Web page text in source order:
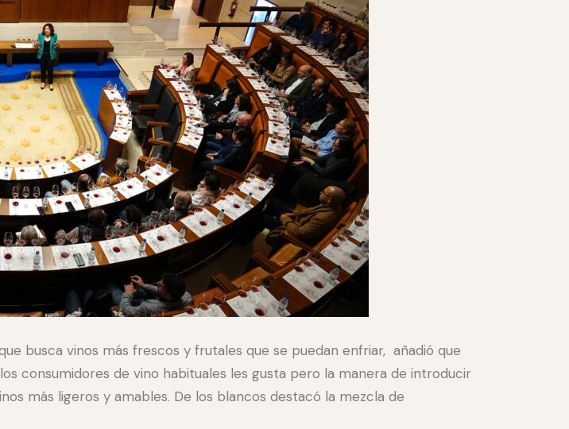
busca vinos más frescos y frutales que se puedan enfriar, añadió que
consumidores de vino habituales les gusta pero la manera de introducir
más ligeros y amables. De los blancos destacó la mezcla de